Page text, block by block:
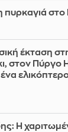
πυρκαγιά
έκταση
στον Πύργο
Η